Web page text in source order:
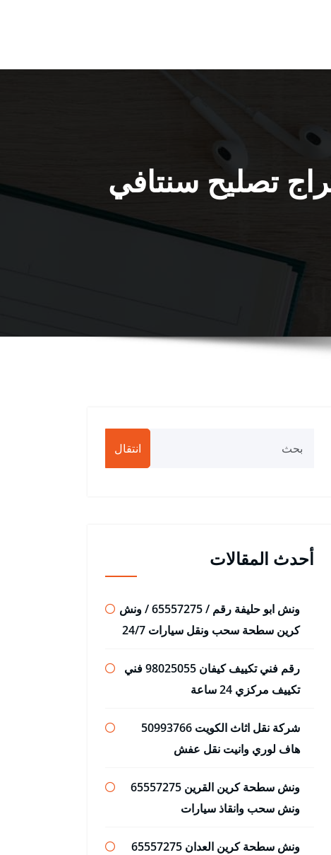
سنتافي / 51232939‬ / كراج تصليح سنتافي
انتقال
أحدث المقالات
ونش ابو حليفة رقم / 65557275 / ونش
كرين سطحة سحب ونقل سيارات 24/7
رقم فني تكييف كيفان 98025055 فني
تكييف مركزي 24 ساعة
شركة نقل اثاث الكويت 50993766
هاف لوري وانيت نقل عفش
ونش سطحة كرين القرين 65557275
ونش سحب وانقاذ سيارات
ونش سطحة كرين العدان 65557275